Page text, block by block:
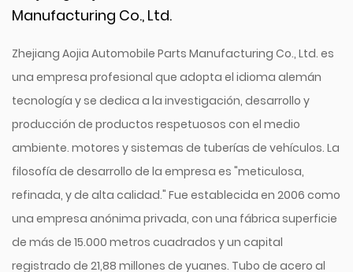
Manufacturing Co., Ltd.
Zhejiang Aojia Automobile Parts Manufacturing Co., Ltd. es
una empresa profesional que adopta el idioma alemán
tecnología y se dedica a la investigación, desarrollo y
producción de productos respetuosos con el medio
ambiente. motores y sistemas de tuberías de vehículos. La
filosofía de desarrollo de la empresa es "meticulosa,
refinada, y de alta calidad." Fue establecida en 2006 como
una empresa anónima privada, con una fábrica superficie
de más de 15.000 metros cuadrados y un capital
registrado de 21,88 millones de yuanes. Tubo de acero al